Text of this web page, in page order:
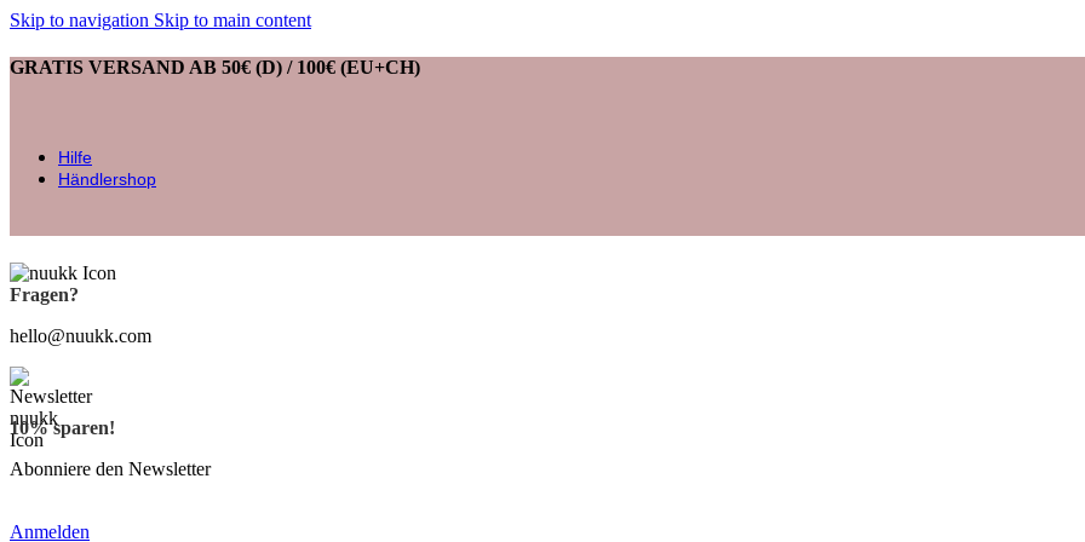
Skip to navigation Skip to main content
GRATIS VERSAND AB 50€ (D) / 100€ (EU+CH)
Hilfe
Händlershop
Fragen?
hello@nuukk.com
10% sparen!
Abonniere den Newsletter
Anmelden